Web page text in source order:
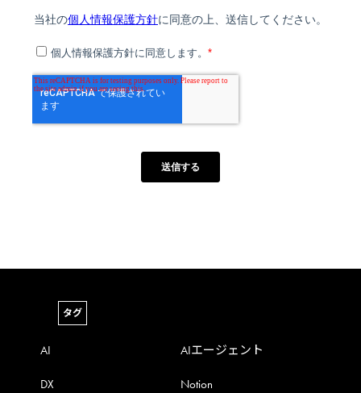
タグ
AI AIエージェント
DX Notion